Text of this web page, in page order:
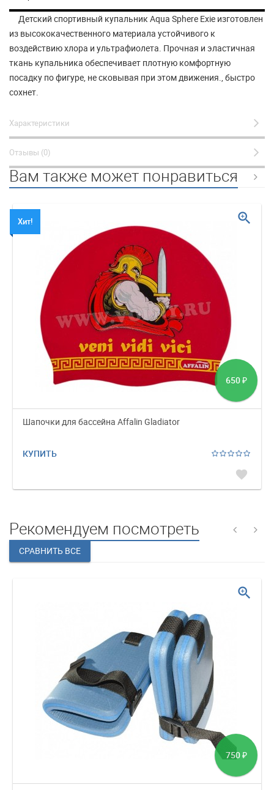
Детский спортивный купальник Aqua Sphere Exie изготовлен
из высококачественного материала устойчивого к
воздействию хлора и ультрафиолета. Прочная и эластичная
ткань купальника обеспечивает плотную комфортную
посадку по фигуре, не сковывая при этом движения., быстро
сохнет.
Характеристики
Отзывы (0)
Вам также может понравиться
Хит!
650 ₽
Шапочки для бассейна Affalin Gladiator
КУПИТЬ
favorite
zoom_in
Рекомендуем посмотреть
750 ₽
zoom_in